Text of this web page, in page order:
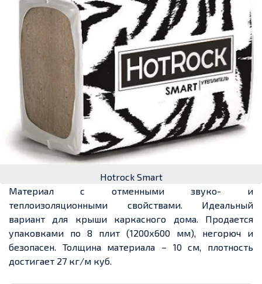
Hotrock Smart
Материал с отменными звуко- и
теплоизоляционными свойствами. Идеальный
вариант для крыши каркасного дома. Продается
упаковками по 8 плит (1200х600 мм), негорюч и
безопасен. Толщина материала – 10 см, плотность
достигает 27 кг/м куб.